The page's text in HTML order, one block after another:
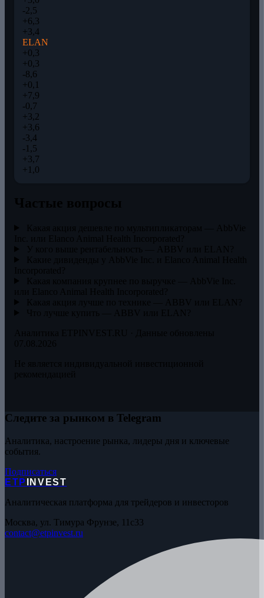
-2,5
+6,3
+3,4
ELAN
+0,3
+0,3
-8,6
+0,1
+7,9
-0,7
+3,2
+3,6
-3,4
-1,5
+3,7
+1,0
Следите за рынком в Telegram
Аналитика, настроение рынка, лидеры дня и ключевые
события.
Подписаться
ETP
INVEST
Аналитическая платформа для трейдеров и инвесторов
Москва, ул. Тимура Фрунзе, 11с33
contact@etpinvest.ru